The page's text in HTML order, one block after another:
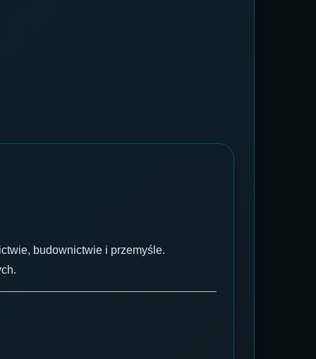
budownictwie i przemyśle.